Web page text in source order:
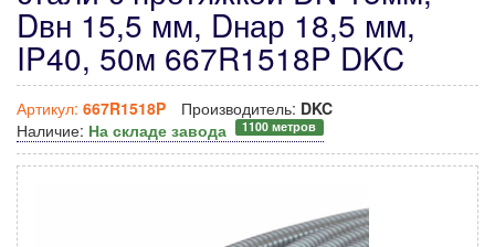
Dвн 15,5 мм, Dнар 18,5 мм,
IP40, 50м 667R1518P DKC
Артикул: 667R1518P Производитель: DKC
Наличие: На складе завода 1100 метров